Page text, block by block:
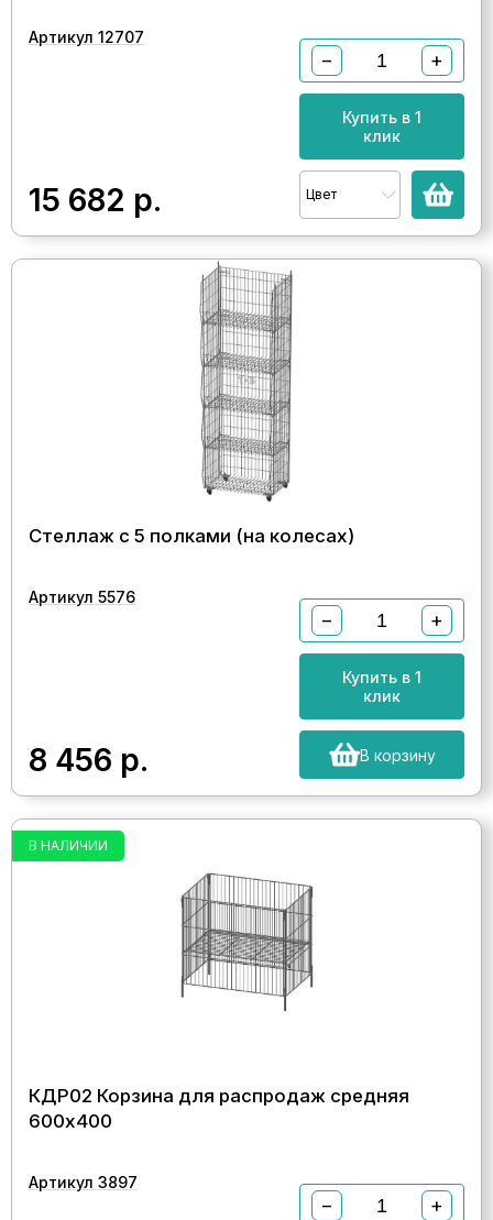
Артикул 12707
15 682 р.
− +
Купить в 1
клик
Цвет
Стеллаж с 5 полками (на колесах)
Артикул 5576
8 456 р.
− +
Купить в 1
клик
В корзину
В НАЛИЧИИ
КДР02 Корзина для распродаж средняя
600х400
Артикул 3897
− +